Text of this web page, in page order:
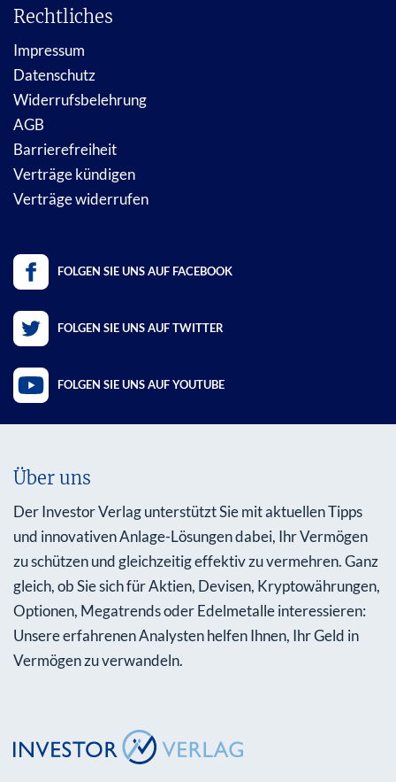
Rechtliches
Impressum
Datenschutz
Widerrufsbelehrung
AGB
Barrierefreiheit
Verträge kündigen
Verträge widerrufen
FOLGEN SIE UNS AUF FACEBOOK
FOLGEN SIE UNS AUF TWITTER
FOLGEN SIE UNS AUF YOUTUBE
Über uns
Der Investor Verlag unterstützt Sie mit aktuellen Tipps
und innovativen Anlage-Lösungen dabei, Ihr Vermögen
zu schützen und gleichzeitig effektiv zu vermehren. Ganz
gleich, ob Sie sich für Aktien, Devisen, Kryptowährungen,
Optionen, Megatrends oder Edelmetalle interessieren:
Unsere erfahrenen Analysten helfen Ihnen, Ihr Geld in
Vermögen zu verwandeln.